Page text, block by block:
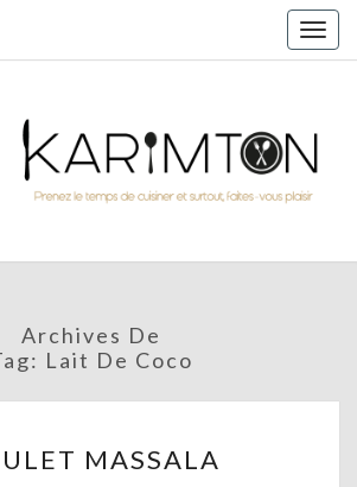
Prenez
Le
Et
Vous
Plaisir !
Archives De
Lait De Coco
MASSALA
MASSALA